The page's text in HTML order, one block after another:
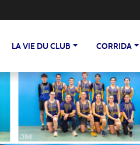
LA VIE DU CLUB CORRIDA